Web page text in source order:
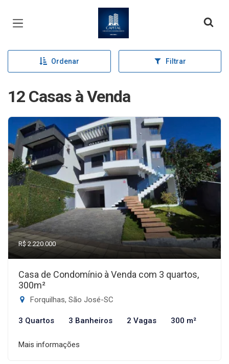
Página inicial
Ordenar Filtrar
12 Casas à Venda
R$ 2.220.000
Casa de Condomínio à Venda com 3 quartos,
300m²
Forquilhas, São José-SC
3 Quartos 3 Banheiros 2 Vagas 300 m²
Mais informações